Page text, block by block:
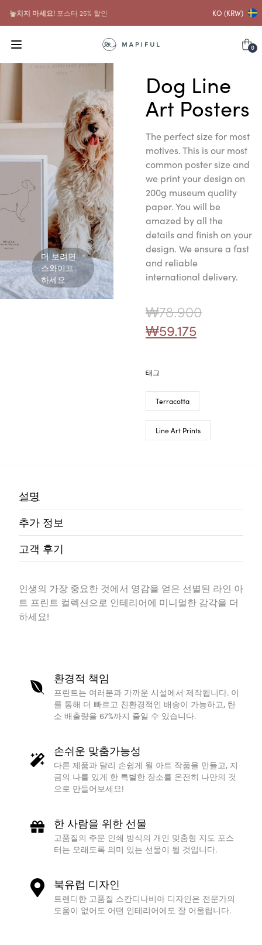
놓치지 마세요! 포스터 25% 할인 KO (KRW)
0
더 보려면
스와이프
하세요
Dog Line
Art Posters
The perfect size for most
motives. This is our most
common poster size and
we print your design on
200g museum quality
paper. You will be
amazed by all the
details and finish on your
design. We ensure a fast
and reliable
international delivery.
₩78.900
₩59.175
태그
Terracotta
Line Art Prints
설명
추가 정보
고객 후기
인생의 가장 중요한 것에서 영감을 얻은 선별된 라인 아
트 프린트 컬렉션으로 인테리어에 미니멀한 감각을 더
하세요!
환경적 책임
프린트는 여러분과 가까운 시설에서 제작됩니다. 이
를 통해 더 빠르고 친환경적인 배송이 가능하고, 탄
소 배출량을 67%까지 줄일 수 있습니다.
손쉬운 맞춤가능성
다른 제품과 달리 손쉽게 월 아트 작품을 만들고, 지
금의 나를 있게 한 특별한 장소를 온전히 나만의 것
으로 만들어보세요!
한 사람을 위한 선물
고품질의 주문 인쇄 방식의 개인 맞춤형 지도 포스
터는 오래도록 의미 있는 선물이 될 것입니다.
북유럽 디자인
트렌디한 고품질 스칸디나비아 디자인은 전문가의
도움이 없어도 어떤 인테리어에도 잘 어울립니다.